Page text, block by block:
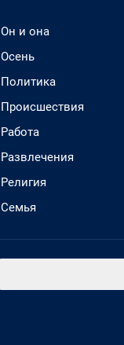
Он и она
Осень
Политика
Происшествия
Работа
Развлечения
Религия
Семья